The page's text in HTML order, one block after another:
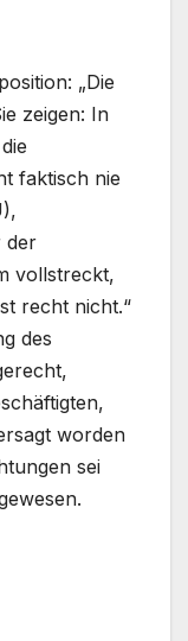
„Die
zeigen: In
faktisch nie
der
vollstreckt,
recht nicht.“
des
worden
sei